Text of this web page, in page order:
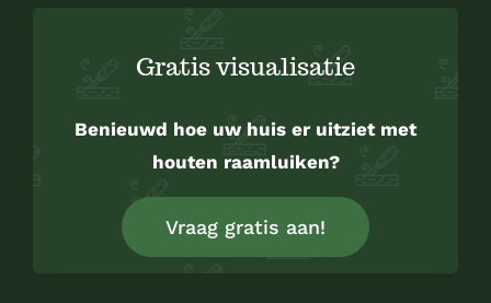
Gratis visualisatie
Benieuwd hoe uw huis er uitziet met
houten raamluiken?
Vraag gratis aan!